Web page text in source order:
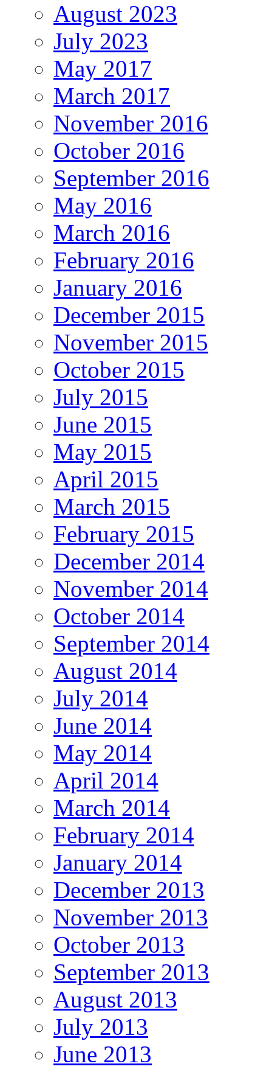
August 2023
July 2023
May 2017
March 2017
November 2016
October 2016
September 2016
May 2016
March 2016
February 2016
January 2016
December 2015
November 2015
October 2015
July 2015
June 2015
May 2015
April 2015
March 2015
February 2015
December 2014
November 2014
October 2014
September 2014
August 2014
July 2014
June 2014
May 2014
April 2014
March 2014
February 2014
January 2014
December 2013
November 2013
October 2013
September 2013
August 2013
July 2013
June 2013